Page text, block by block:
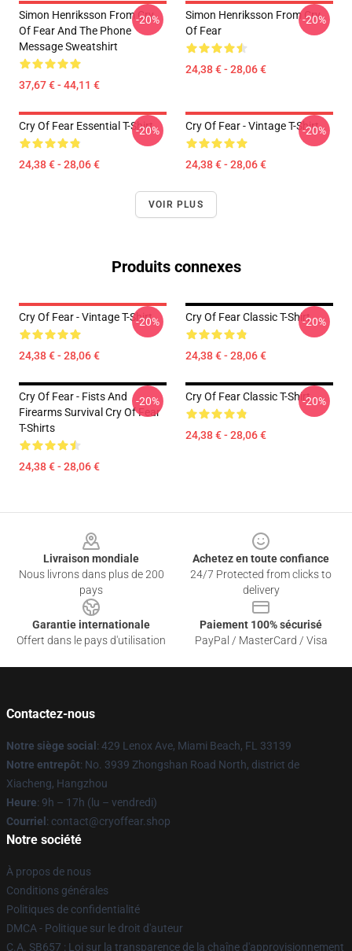
Simon Henriksson From Cry
Of Fear And The Phone
Message Sweatshirt
37,67 € - 44,11 €
-20%
Simon Henriksson From Cry
Of Fear
24,38 € - 28,06 €
-20%
Cry Of Fear Essential T-Shirt
24,38 € - 28,06 €
-20% Cry Of Fear - Vintage T-Shirt
24,38 € - 28,06 €
-20%
VOIR PLUS
Produits connexes
Cry Of Fear - Vintage T-Shirt
24,38 € - 28,06 €
-20% Cry Of Fear Classic T-Shirt
24,38 € - 28,06 €
-20%
Cry Of Fear - Fists And
Firearms Survival Cry Of Fear
T-Shirts
24,38 € - 28,06 €
-20% Cry Of Fear Classic T-Shirt
24,38 € - 28,06 €
-20%
Livraison mondiale
Nous livrons dans plus de 200
pays
Achetez en toute confiance
24/7 Protected from clicks to
delivery
Garantie internationale
Offert dans le pays d'utilisation
Paiement 100% sécurisé
PayPal / MasterCard / Visa
Contactez-nous
Notre siège social : 429 Lenox Ave, Miami Beach, FL 33139
Notre entrepôt: No. 3939 Zhongshan Road North, district de
Xiacheng, Hangzhou
Heure: 9h – 17h (lu – vendredi)
Courriel : contact@cryoffear.shop
Notre société
À propos de nous
Conditions générales
Politiques de confidentialité
DMCA - Politique sur le droit d'auteur
C.A. SB657 : Loi sur la transparence de la chaîne d'approvisionnement